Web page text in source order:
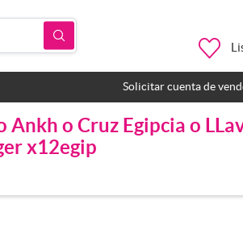
Solicitar cuenta de
o Cruz Egipcia o
x12egip